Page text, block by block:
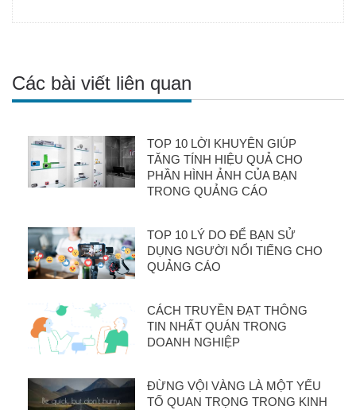
Các bài viết liên quan
TOP 10 LỜI KHUYÊN GIÚP
TĂNG TÍNH HIỆU QUẢ CHO
PHẦN HÌNH ẢNH CỦA BẠN
TRONG QUẢNG CÁO
TOP 10 LÝ DO ĐỂ BẠN SỬ
DỤNG NGƯỜI NỔI TIẾNG CHO
QUẢNG CÁO
CÁCH TRUYỀN ĐẠT THÔNG
TIN NHẤT QUÁN TRONG
DOANH NGHIỆP
ĐỪNG VỘI VÀNG LÀ MỘT YẾU
TỐ QUAN TRỌNG TRONG KINH